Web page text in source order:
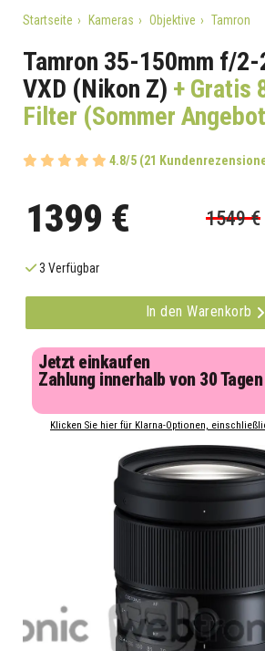
Startseite Kameras Objektive Tamron
Tamron 35-150mm f/
VXD (Nikon Z) + Gratis
Filter (Sommer
4.8/5 (21
1399 € 1549 €
3 Verfügbar
In den Warenkorb
Jetzt einkaufen
Zahlung innerhalb von 30 Tagen
Klicken Sie hier für Klarna-Optionen,